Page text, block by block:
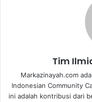
Tim
Markazinayah.com
Indonesian Community
ini adalah kontribusi dari